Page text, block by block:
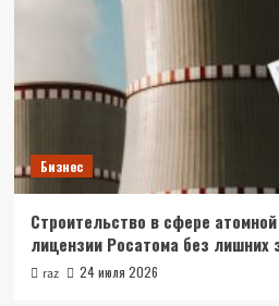
Бизнес
Строительство в сфере
лицензии Росатома без лишних
raz 24 июля 2026